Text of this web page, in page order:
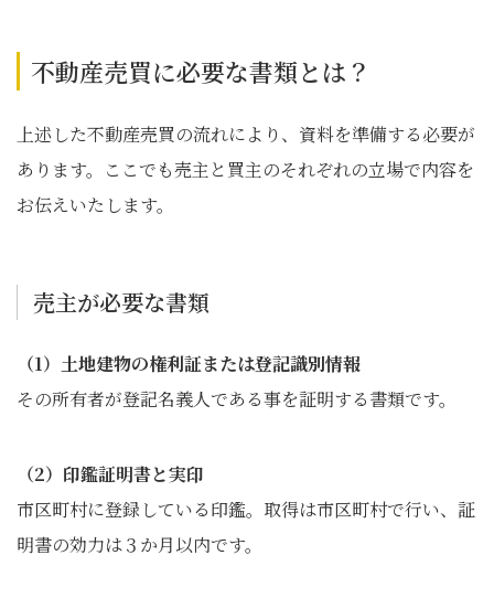
不動産売買に必要な書類とは？
上述した不動産売買の流れにより、資料を準備する必要が
あります。ここでも売主と買主のそれぞれの立場で内容を
お伝えいたします。
売主が必要な書類
（1）土地建物の権利証または登記識別情報
その所有者が登記名義人である事を証明する書類です。
（2）印鑑証明書と実印
市区町村に登録している印鑑。取得は市区町村で行い、証
明書の効力は３か月以内です。